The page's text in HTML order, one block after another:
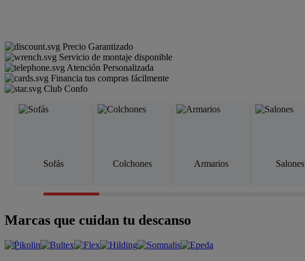
Precio Garantizado
Servicio de montaje disponible
Atención Personalizada
Financia tus compras fácilmente
Club Confo
Sofás Colchones Armarios Salones
Marcas que cuidan tu descanso